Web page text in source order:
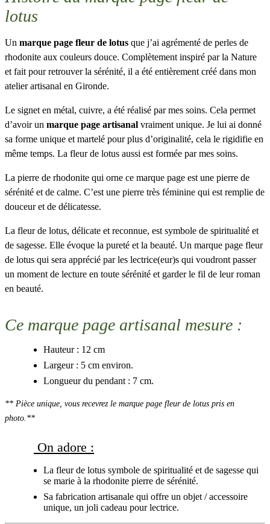
lotus
Un marque page fleur de lotus que j’ai agrémenté de perles de
rhodonite aux couleurs douce. Complètement inspiré par la Nature
et fait pour retrouver la sérénité, il a été entièrement créé dans mon
atelier artisanal en Gironde.
Le signet en métal, cuivre, a été réalisé par mes soins. Cela permet
d’avoir un marque page artisanal vraiment unique. Je lui ai donné
sa forme unique et martelé pour plus d’originalité, cela le rigidifie en
même temps. La fleur de lotus aussi est formée par mes soins.
La pierre de rhodonite qui orne ce marque page est une pierre de
sérénité et de calme. C’est une pierre très féminine qui est remplie de
douceur et de délicatesse.
La fleur de lotus, délicate et reconnue, est symbole de spiritualité et
de sagesse. Elle évoque la pureté et la beauté. Un marque page fleur
de lotus qui sera apprécié par les lectrice(eur)s qui voudront passer
un moment de lecture en toute sérénité et garder le fil de leur roman
en beauté.
Ce marque page artisanal mesure :
Hauteur : 12 cm
Largeur : 5 cm environ.
Longueur du pendant : 7 cm.
** Pièce unique, vous recevrez le marque page fleur de lotus pris en
photo.**
On adore :
La fleur de lotus symbole de spiritualité et de sagesse qui
se marie à la rhodonite pierre de sérénité.
Sa fabrication artisanale qui offre un objet / accessoire
unique, un joli cadeau pour lectrice.